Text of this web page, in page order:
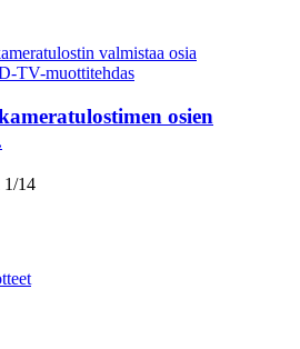
osien
1/14